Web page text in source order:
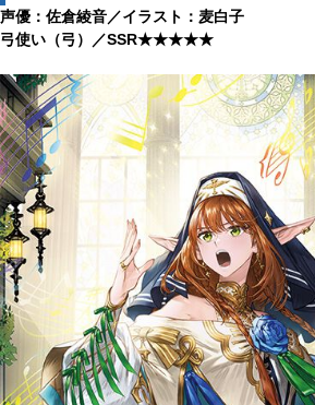
声優：佐倉綾音／イラスト：麦白子
弓使い（弓）／SSR★★★★★